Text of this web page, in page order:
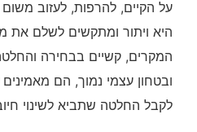
על הקיים, להרפות, לעזוב
היא ויתור ומתקשים לשלם את
המקרים, קשיים בבחירה
ובטחון עצמי נמוך, הם
לקבל החלטה שתביא לשינוי